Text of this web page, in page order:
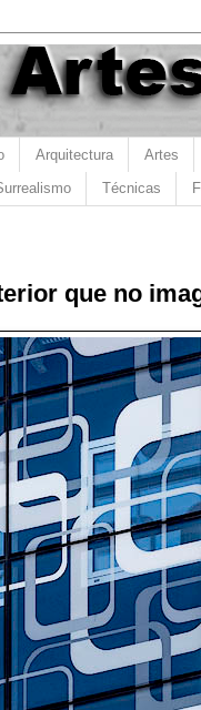
Arquitectura Artes
Técnicas
que no